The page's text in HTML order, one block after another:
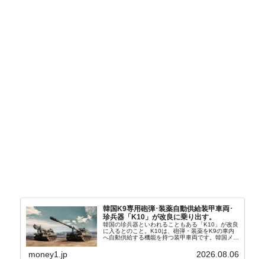
韓国K9専用砲弾･装薬自動供給装甲車両･
珍兵器「K10」が改良に乗り出す。
韓国の珍兵器といわれることもある「K10」が改良
に入るとのこと。K10は、砲弾・装薬をK9の車内
へ自動供給する機能を持つ装甲車両です。韓国メデ
から以下に一部を引きます。2005年に初めて...
money1.jp 2026.08.06